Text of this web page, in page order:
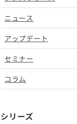
ニュース
アップデート
セミナー
コラム
シリーズ